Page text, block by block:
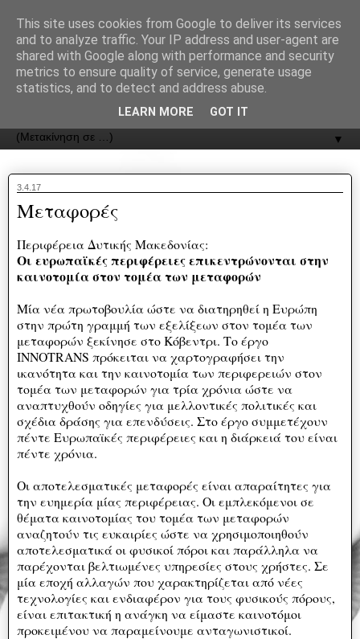
ΟΔΟΣ
▼
3.4.17
Μεταφορές
Περιφέρεια Δυτικής Μακεδονίας:
Οι ευρωπαϊκές περιφέρειες επικεντρώνονται στην
καινοτομία στον τομέα των μεταφορών
Μία νέα πρωτοβουλία ώστε να διατηρηθεί η Ευρώπη
στην πρώτη γραμμή των εξελίξεων στον τομέα των
μεταφορών ξεκίνησε στο Κόβεντρι. Το έργο
INNOTRANS πρόκειται να χαρτογραφήσει την
ικανότητα και την καινοτομία των περιφερειών στον
τομέα των μεταφορών για τρία χρόνια ώστε να
αναπτυχθούν οδηγίες για μελλοντικές πολιτικές και
σχέδια δράσης για επενδύσεις. Στο έργο συμμετέχουν
πέντε Ευρωπαϊκές περιφέρειες και η διάρκειά του είναι
πέντε χρόνια.
Οι αποτελεσματικές μεταφορές είναι απαραίτητες για
την ευημερία μίας περιφέρειας. Οι εμπλεκόμενοι σε
θέματα καινοτομίας του τομέα των μεταφορών
αναζητούν τις ευκαιρίες ώστε να χρησιμοποιηθούν
αποτελεσματικά οι φυσικοί πόροι και παράλληλα να
παρέχονται βελτιωμένες υπηρεσίες στους χρήστες. Σε
μία εποχή αλλαγών που χαρακτηρίζεται από νέες
τεχνολογίες και ενδιαφέρον για τους φυσικούς πόρους,
είναι επιτακτική η ανάγκη να είμαστε καινοτόμοι
προκειμένου να παραμείνουμε ανταγωνιστικοί.
This site uses cookies from Google to deliver its services
and to analyze traffic. Your IP address and user-agent are
shared with Google along with performance and security
metrics to ensure quality of service, generate usage
statistics, and to detect and address abuse.
LEARN MORE GOT IT